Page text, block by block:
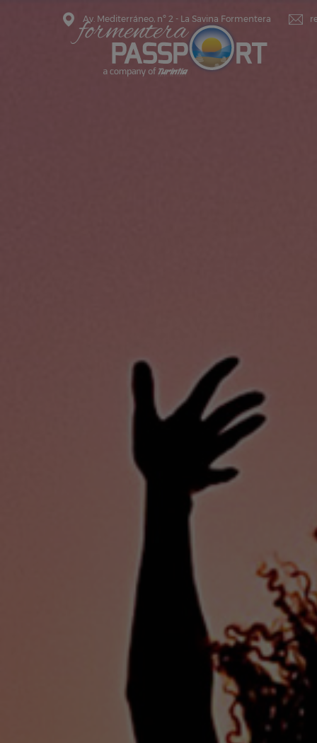
Av. Mediterráneo, nº 2 - La Savina Formentera